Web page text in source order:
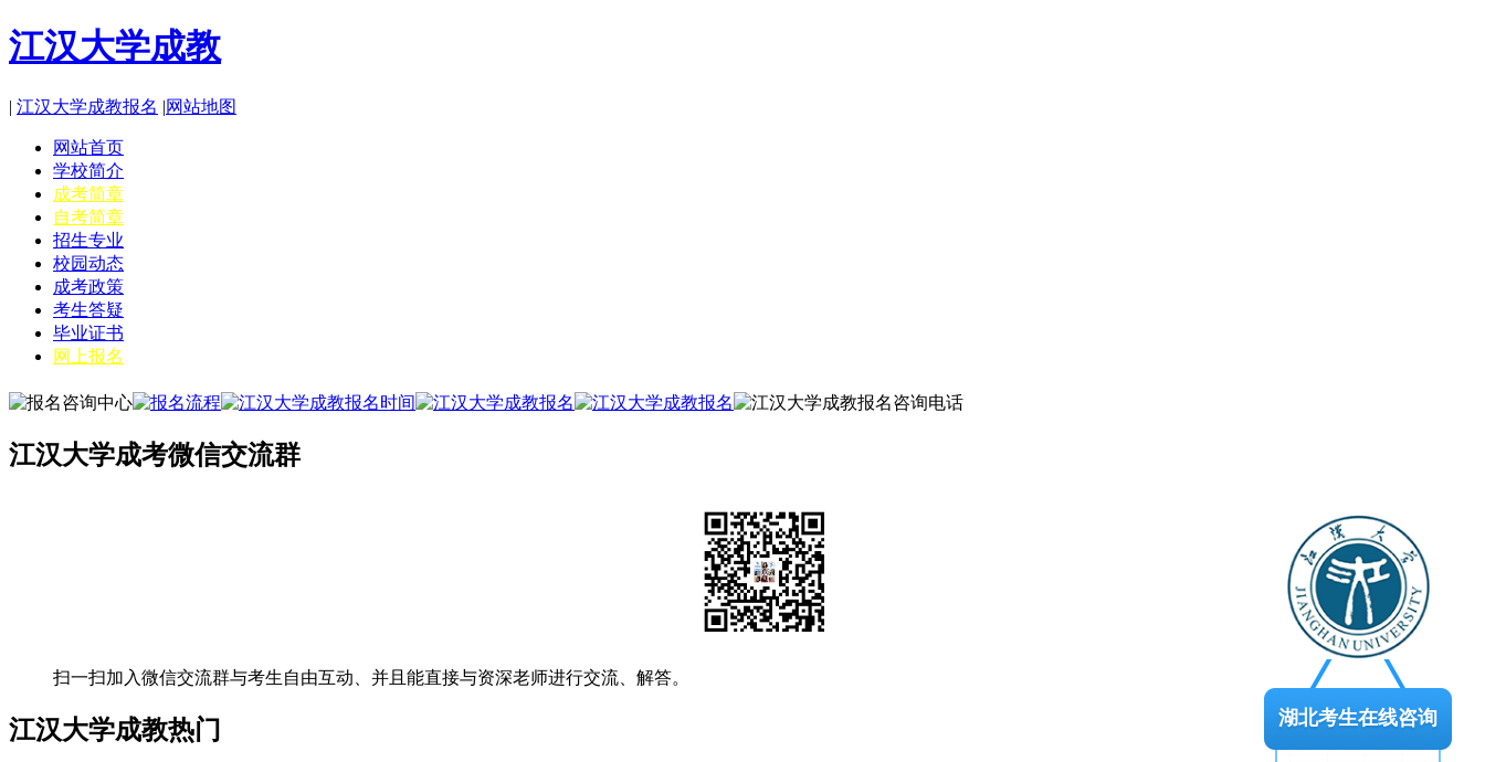
江汉大学成教
| 江汉大学成教报名 |网站地图
网站首页
学校简介
成考简章
自考简章
招生专业
校园动态
成考政策
考生答疑
毕业证书
网上报名
江汉大学成考微信交流群
扫一扫加入微信交流群与考生自由互动、并且能直接与资深老师进行交流、解答。
江汉大学成教热门 湖北考生在线咨询